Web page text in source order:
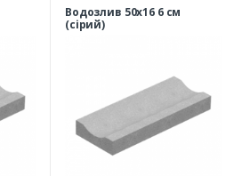
Водозлив 50х16 6 см
(сірий)